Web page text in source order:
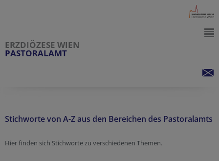
ERZDIÖZESE WIEN
PASTORALAMT
Stichworte von A-Z aus den Bereichen des Pastoralamts
Hier finden sich Stichworte zu verschiedenen Themen.